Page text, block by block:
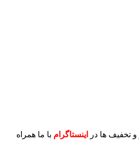
تخفیف ها در اینستاگرام با ما همراه